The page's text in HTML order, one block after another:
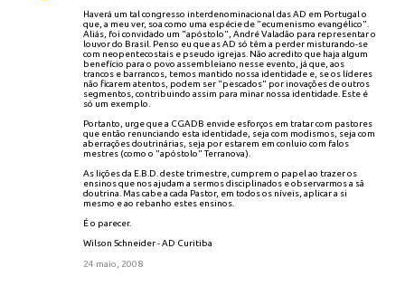
Haverá um tal congresso interdenominacional das AD em Portugal o
que, a meu ver, soa como uma espécie de "ecumenismo evangélico".
Aliás, foi convidado um "apóstolo", André Valadão para representar o
louvor do Brasil. Penso eu que as AD só têm a perder misturando-se
com neopentecostais e pseudo igrejas. Não acredito que haja algum
benefício para o povo assembleiano nesse evento, já que, aos
trancos e barrancos, temos mantido nossa identidade e, se os líderes
não ficarem atentos, podem ser "pescados" por inovações de outros
segmentos, contribuindo assim para minar nossa identidade. Este é
só um exemplo.
Portanto, urge que a CGADB envide esforços em tratar com pastores
que então renunciando esta identidade, seja com modismos, seja com
aberrações doutrinárias, seja por estarem em conluio com falos
mestres (como o "apóstolo" Terranova).
As lições da E.B.D. deste trimestre, cumprem o papel ao trazer os
ensinos que nos ajudam a sermos disciplinados e observarmos a sã
doutrina. Mas cabe a cada Pastor, em todos os níveis, aplicar a si
mesmo e ao rebanho estes ensinos.
É o parecer.
Wilson Schneider - AD Curitiba
24 maio, 2008